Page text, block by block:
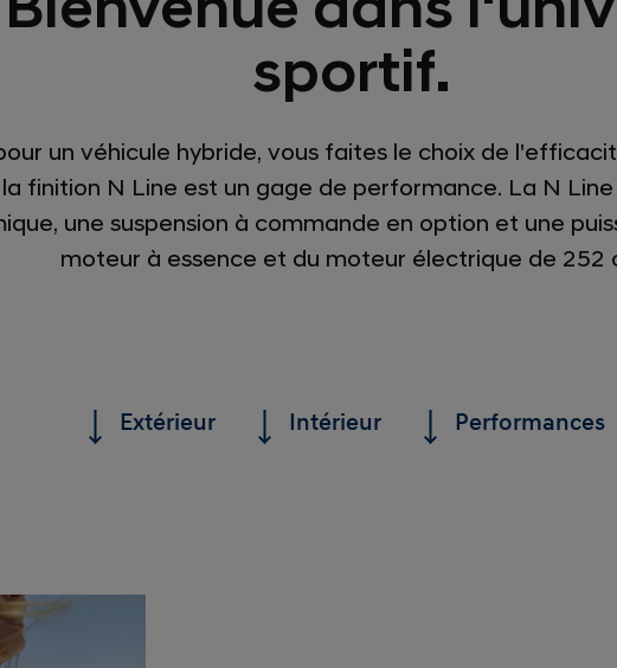
sportif.
un véhicule hybride, vous faites le choix de
finition N Line est un gage de performance. La N
une suspension à commande en option et une
moteur à essence et du moteur électrique de 252
Extérieur Intérieur Performances